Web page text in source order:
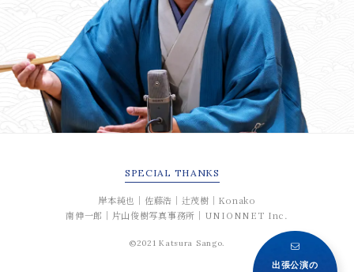
SPECIAL THANKS
岸本純也｜佐藤浩｜辻茂樹｜Konako
南伸一郎｜片山俊樹写真事務所｜UNIONNET Inc.
©2021 Katsura Sango.
出張公演の